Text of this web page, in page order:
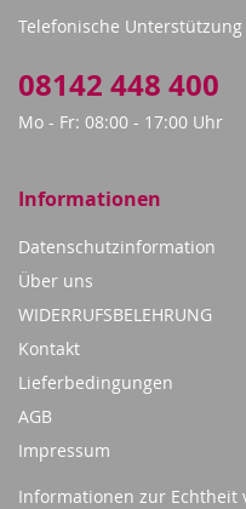
Telefonische
08142 448 400
Mo - Fr: 08:00 - 17:00 Uhr
Informationen
Datenschutzinformation
Über uns
WIDERRUFSBELEHRUNG
Kontakt
Lieferbedingungen
AGB
Impressum
Informationen zur Echtheit